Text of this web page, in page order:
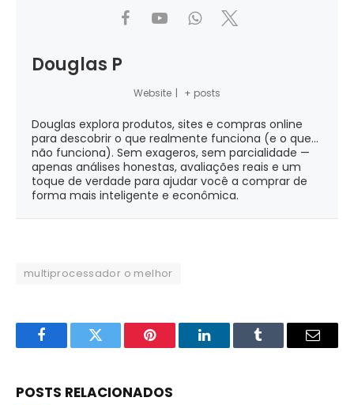
Douglas P
Website | + posts
Douglas explora produtos, sites e compras online
para descobrir o que realmente funciona (e o que...
não funciona). Sem exageros, sem parcialidade —
apenas análises honestas, avaliações reais e um
toque de verdade para ajudar você a comprar de
forma mais inteligente e econômica.
multiprocessador o melhor
FacebookTwitter Pinterest LinkedInTumblr Email
POSTS RELACIONADOS